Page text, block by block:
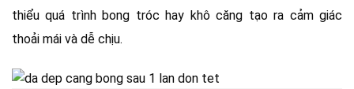
thiểu quá trình bong tróc hay khô căng tạo ra cảm giác
thoải mái và dễ chịu.